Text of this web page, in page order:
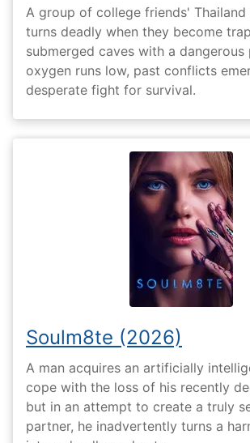
A group of college friends' Thailand
turns deadly when they become
submerged caves with a dangerous
oxygen runs low, past conflicts
desperate fight for survival.
Soulm8te (2026)
A man acquires an artificially
cope with the loss of his recently
but in an attempt to create a truly
partner, he inadvertently turns a